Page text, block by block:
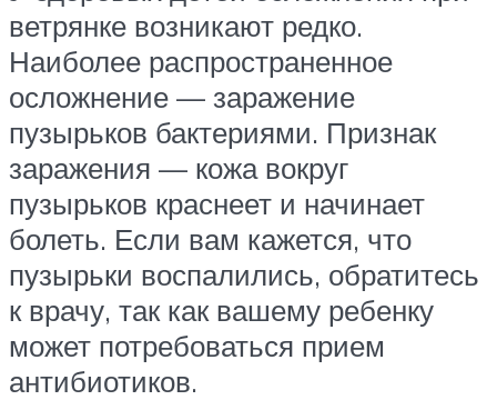
ветрянке возникают редко.
Наиболее распространенное
осложнение — заражение
пузырьков бактериями. Признак
заражения — кожа вокруг
пузырьков краснеет и начинает
болеть. Если вам кажется, что
пузырьки воспалились, обратитесь
к врачу, так как вашему ребенку
может потребоваться прием
антибиотиков.